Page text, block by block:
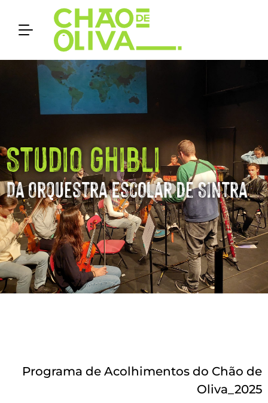
Studio Ghibli
Da Orquestra Escolar de Sintra
Programa de Acolhimentos do Chão de
Oliva_2025